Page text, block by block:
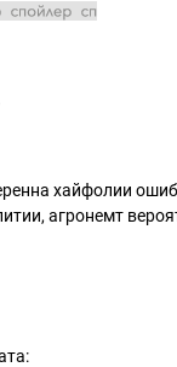
демонов
хайфолии
агронемт